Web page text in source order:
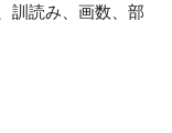
訓読み、画数、部